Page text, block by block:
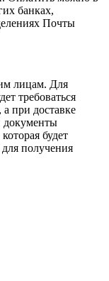
банках,
Почты
лицам. Для
требоваться
а при доставке
документы
будет
получения